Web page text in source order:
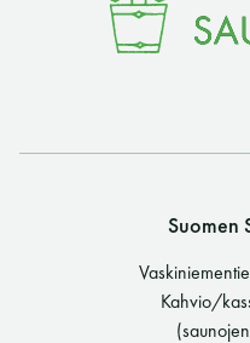
Suomen
Kahvio/